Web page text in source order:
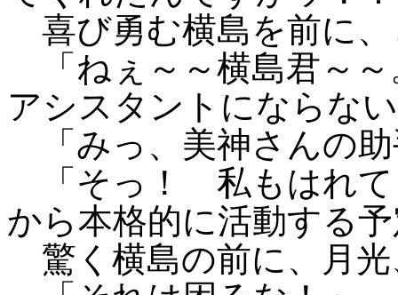
喜び勇む横島を前に
「ねぇ～～横島君～
アシスタントにならな
「みっ、美神さんの
「そっ！ 私もはれて
から本格的に活動する
驚く横島の前に、月